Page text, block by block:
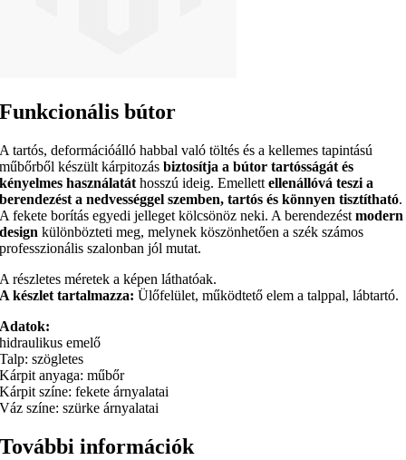
Funkcionális bútor
A tartós, deformációálló habbal való töltés és a kellemes tapintású
műbőrből készült kárpitozásbiztosítja a bútor tartósságát és
kényelmes használatát hosszú ideig. Emellettellenállóvá teszi a
berendezést a nedvességgel szemben, tartós és könnyen tisztítható.
A fekete borítás egyedi jelleget kölcsönöz neki. A berendezéstmodern
design különbözteti meg, melynek köszönhetően a szék számos
professzionális szalonban jól mutat.
A részletes méretek a képen láthatóak.
A készlet tartalmazza: Ülőfelület, működtető elem a talppal, lábtartó.
Adatok:
hidraulikus emelő
Talp: szögletes
Kárpit anyaga: műbőr
Kárpit színe: fekete árnyalatai
Váz színe: szürke árnyalatai
További információk